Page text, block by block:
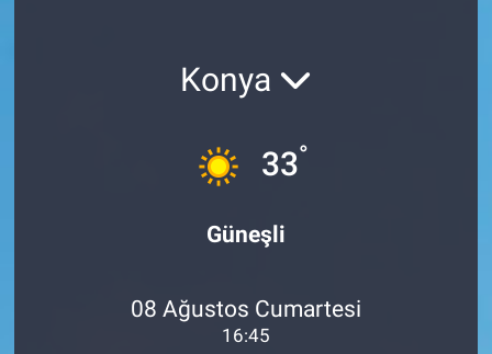
Konya
33°
Güneşli
08 Ağustos Cumartesi
16:45